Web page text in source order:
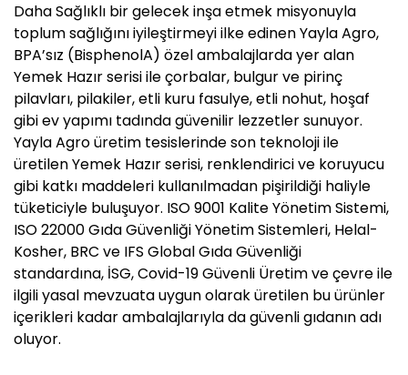
Daha Sağlıklı bir gelecek inşa etmek misyonuyla
toplum sağlığını iyileştirmeyi ilke edinen Yayla Agro,
BPA’sız (BisphenolA) özel ambalajlarda yer alan
Yemek Hazır serisi ile çorbalar, bulgur ve pirinç
pilavları, pilakiler, etli kuru fasulye, etli nohut, hoşaf
gibi ev yapımı tadında güvenilir lezzetler sunuyor.
Yayla Agro üretim tesislerinde son teknoloji ile
üretilen Yemek Hazır serisi, renklendirici ve koruyucu
gibi katkı maddeleri kullanılmadan pişirildiği haliyle
tüketiciyle buluşuyor. ISO 9001 Kalite Yönetim Sistemi,
ISO 22000 Gıda Güvenliği Yönetim Sistemleri, Helal-
Kosher, BRC ve IFS Global Gıda Güvenliği
standardına, İSG, Covid-19 Güvenli Üretim ve çevre ile
ilgili yasal mevzuata uygun olarak üretilen bu ürünler
içerikleri kadar ambalajlarıyla da güvenli gıdanın adı
oluyor.